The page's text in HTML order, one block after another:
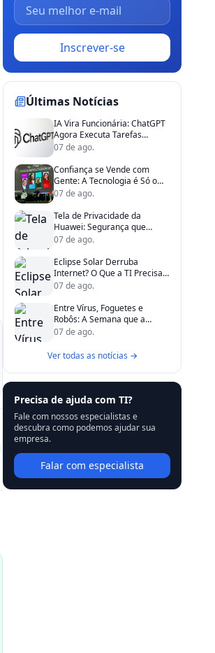
Inscrever-se
Últimas Notícias
IA Vira Funcionária: ChatGPT
Agora Executa Tarefas
Sozinho na Empresa
07 de ago.
Confiança se Vende com
Gente: A Tecnologia é Só o
Apoio
07 de ago.
Tela de Privacidade da
Huawei: Segurança que
Existe, mas Não é Para Todos
07 de ago.
Eclipse Solar Derruba
Internet? O Que a TI Precisa
Saber de Verdade
07 de ago.
Entre Vírus, Foguetes e
Robôs: A Semana que a
Tecnologia Ganhou Vida
07 de ago.
Ver todas as notícias →
Precisa de ajuda com TI?
Fale com nossos especialistas e
descubra como podemos ajudar sua
empresa.
Falar com especialista